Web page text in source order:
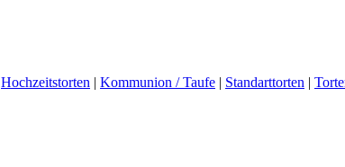
Hochzeitstorten | Kommunion / Taufe | Standarttorten |